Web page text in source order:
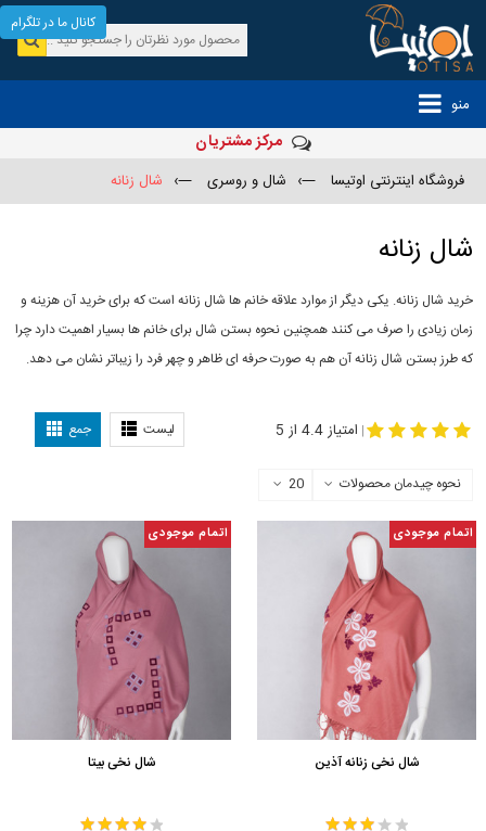
منو
مرکز مشتریان
فروشگاه اینترنتی اوتیسا —› شال و روسری —› شال زنانه
شال زنانه
خرید شال زنانه. یکی دیگر از موارد علاقه خانم ها شال زنانه است که برای خرید آن هزینه و
زمان زیادی را صرف می کنند همچنین نحوه بستن شال برای خانم ها بسیار اهمیت دارد چرا
که طرز بستن شال زنانه آن هم به صورت حرفه ای ظاهر و چهر فرد را زیباتر نشان می دهد.
لیست جمع | امتیاز 4.4 از 5
نحوه چیدمان محصولات 20
اتمام موجودی
شال نخی زنانه آذین
اتمام موجودی
شال نخی بیتا
کانال ما در تلگرام